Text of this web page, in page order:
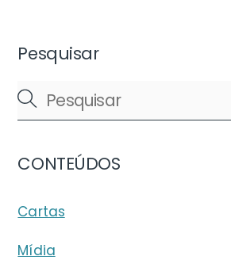
Pesquisar
CONTEÚDOS
Cartas
Mídia